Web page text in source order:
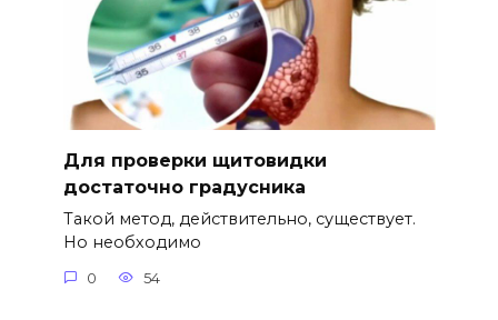
Для проверки щитовидки
достаточно градусника
Такой метод, действительно, существует.
Но необходимо
0 54